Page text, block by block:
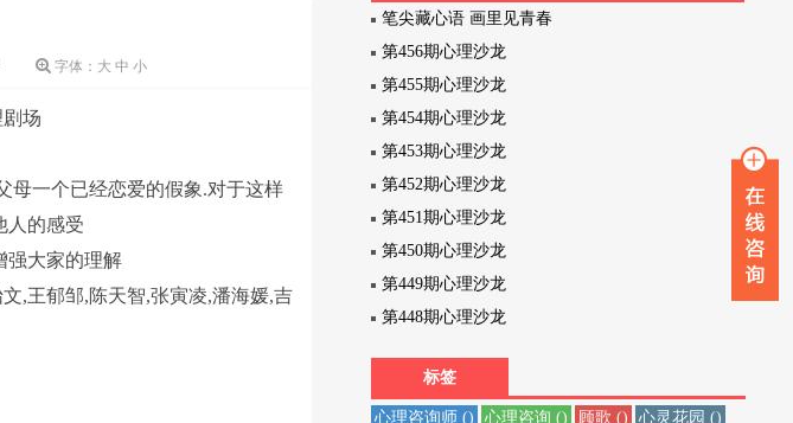
字体： 大 中 小
场
母一个已经恋爱的假象.对于这样
人的感受
强大家的理解
,王郁邹,陈天智,张寅凌,潘海媛,吉
笔尖藏心语 画里见青春
第456期心理沙龙
第455期心理沙龙
第454期心理沙龙
第453期心理沙龙
第452期心理沙龙
第451期心理沙龙
第450期心理沙龙
第449期心理沙龙
第448期心理沙龙
标签
心理咨询师 () 心理咨询 () 顾歌 ()
心灵花园 ()